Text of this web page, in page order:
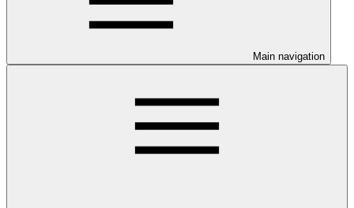
Main navigation